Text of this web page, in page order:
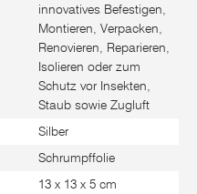
innovatives Befestigen,
Montieren, Verpacken,
Renovieren, Reparieren,
Isolieren oder zum
Schutz vor Insekten,
Staub sowie Zugluft
Silber
Schrumpffolie
13 x 13 x 5 cm